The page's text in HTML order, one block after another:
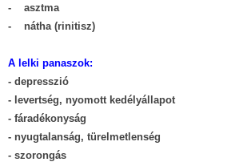
- asztma
- nátha (rinitisz)
A lelki panaszok:
- depresszió
- levertség, nyomott kedélyállapot
- fáradékonyság
- nyugtalanság, türelmetlenség
- szorongás